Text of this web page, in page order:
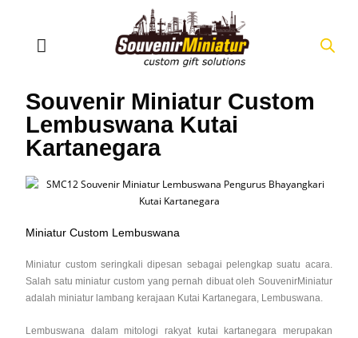
Souvenir Miniatur Custom
Lembuswana Kutai
Kartanegara
Miniatur Custom Lembuswana
Miniatur custom seringkali dipesan sebagai pelengkap suatu acara.
Salah satu miniatur custom yang pernah dibuat oleh SouvenirMiniatur
adalah miniatur lambang kerajaan Kutai Kartanegara, Lembuswana.
Lembuswana dalam mitologi rakyat kutai kartanegara merupakan